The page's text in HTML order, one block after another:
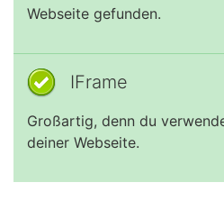
Webseite gefunden.
IFrame
Großartig, denn du
deiner Webseite.